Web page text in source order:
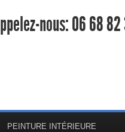
nous:06 68 82
PEINTURE INTÉRIEURE